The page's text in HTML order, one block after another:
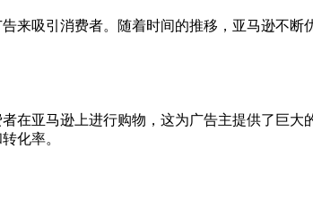
来吸引消费者。随着时间的推移，亚马逊不
在亚马逊上进行购物，这为广告主提供了巨
化率。